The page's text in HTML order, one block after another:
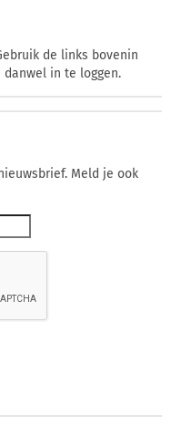
de links bovenin
in te loggen.
Meld je ook